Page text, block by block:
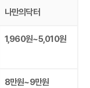
나만의닥터
1,960원~5,010원
8만원~9만원